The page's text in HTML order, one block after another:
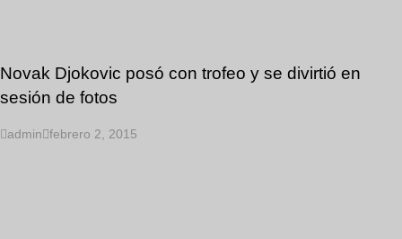
Novak Djokovic posó con trofeo y se divirtió en
sesión de fotos
admin febrero 2, 2015